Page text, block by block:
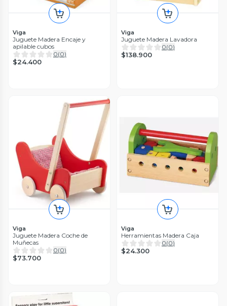
Viga
Juguete Madera Encaje y
apilable cubos
0(0)
$24.400
Viga
Juguete Madera Lavadora
0(0)
$138.900
Viga
Juguete Madera Coche de
Muñecas
0(0)
$73.700
Viga
Herramientas Madera Caja
0(0)
$24.300